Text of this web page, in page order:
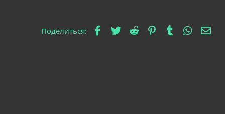
Поделиться: Facebook
Twitter Reddit PinterestTumblr WhatsApp